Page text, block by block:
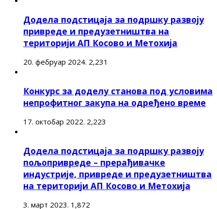
Додела подстицаја за подршку развоју
привреде и предузетништва на
територији АП Косово и Метохија
20. фебруар 2024. 2,231
Конкурс за доделу станова под условима
непрофитног закупа на одређено време
17. октобар 2022. 2,223
Додела подстицаја за подршку развоју
пољопривреде – прерађивачке
индустрије, привреде и предузетништва
на територији АП Косово и Метохија
3. март 2023. 1,872